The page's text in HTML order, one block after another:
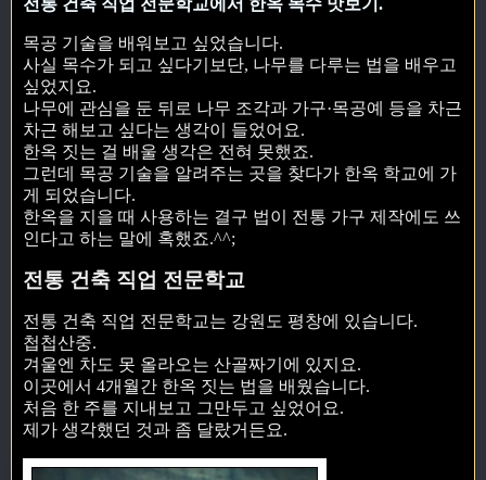
목공 기술을 배워보고 싶었습니다.
사실 목수가 되고 싶다기보단, 나무를 다루는 법을 배우고
싶었지요.
나무에 관심을 둔 뒤로 나무 조각과 가구·목공예 등을 차근
차근 해보고 싶다는 생각이 들었어요.
한옥 짓는 걸 배울 생각은 전혀 못했죠.
그런데 목공 기술을 알려주는 곳을 찾다가 한옥 학교에 가
게 되었습니다.
한옥을 지을 때 사용하는 결구 법이 전통 가구 제작에도 쓰
인다고 하는 말에 혹했죠.^^;
전통 건축 직업 전문학교
전통 건축 직업 전문학교는 강원도 평창에 있습니다.
첩첩산중.
겨울엔 차도 못 올라오는 산골짜기에 있지요.
이곳에서 4개월간 한옥 짓는 법을 배웠습니다.
처음 한 주를 지내보고 그만두고 싶었어요.
제가 생각했던 것과 좀 달랐거든요.